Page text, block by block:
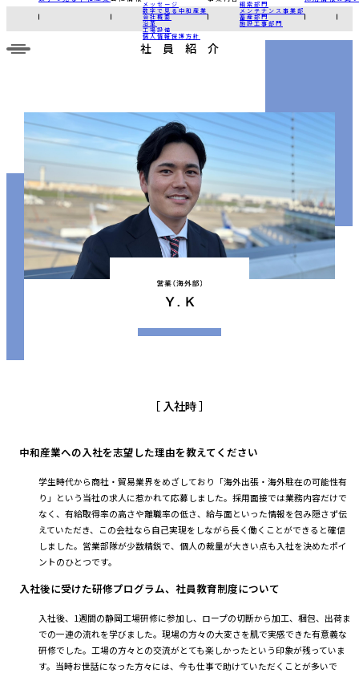
メッセージ
数字で見る中和産業
会社概要
沿革
工場設備
個人情報保護方針
鋼索部門
メンテナンス事業部
畜産部門
施設工事部門
社 員 紹 介
［ 入社時 ］
中和産業への入社を志望した理由を教えてください
学生時代から商社・貿易業界をめざしており「海外出張・海外駐在の可能性有
り」という当社の求人に惹かれて応募しました。採用面接では業務内容だけで
なく、有給取得率の高さや離職率の低さ、給与面といった情報を包み隠さず伝
えていただき、この会社なら自己実現をしながら長く働くことができると確信
しました。営業部隊が少数精鋭で、個人の裁量が大きい点も入社を決めたポイ
ントのひとつです。
入社後に受けた研修プログラム、社員教育制度について
入社後、1週間の静岡工場研修に参加し、ロープの切断から加工、梱包、出荷ま
での一連の流れを学びました。現場の方々の大変さを肌で実感できた有意義な
研修でした。工場の方々との交流がとても楽しかったという印象が残っていま
す。当時お世話になった方々には、今も仕事で助けていただくことが多いで